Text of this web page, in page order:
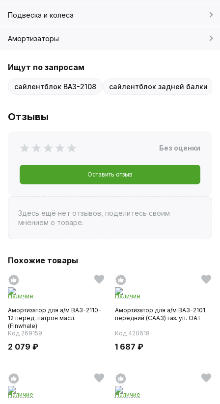
Подвеска и колеса
Амортизаторы
Ищут по запросам
сайлентблок ВАЗ-2108 сайлентблок задней балки
Отзывы
Без оценки
Оставить отзыв
Здесь ещё нет отзывов, поделитесь своим
мнением о товаре.
Похожие товары
Наличие
Амортизатор для а/м ВАЗ-2110-
12 перед. патрон масл.
(Finwhale)
Код 269159
2 079 ₽
Наличие
Амортизатор для а/м ВАЗ-2101
передний (СААЗ) газ. уп. ОАТ
Код 420618
1 687 ₽
Наличие
Наличие